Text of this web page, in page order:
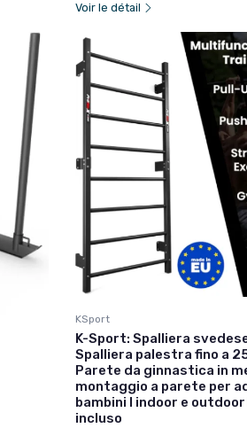
Voir le détail
KSport
K-Sport: Spalliera
Spalliera palestra fino a
Parete da ginnastica in
montaggio a parete per
bambini I indoor e outdoor
incluso